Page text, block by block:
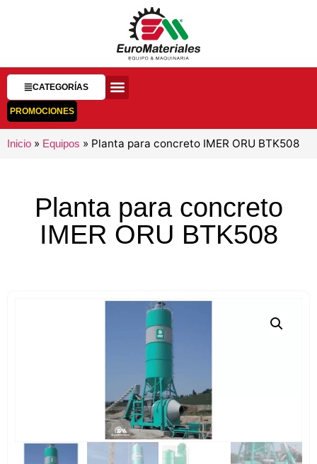
CATEGORÍAS
PROMOCIONES
Inicio » Equipos » Planta para concreto IMER ORU BTK508
Planta para concreto
IMER ORU BTK508